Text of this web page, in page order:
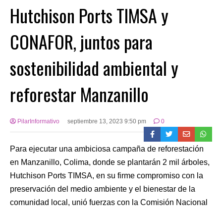
Hutchison Ports TIMSA y
CONAFOR, juntos para
sostenibilidad ambiental y
reforestar Manzanillo
PilarInformativo septiembre 13, 2023 9:50 pm 0
Para ejecutar una ambiciosa campaña de reforestación
en Manzanillo, Colima, donde se plantarán 2 mil árboles,
Hutchison Ports TIMSA, en su firme compromiso con la
preservación del medio ambiente y el bienestar de la
comunidad local, unió fuerzas con la Comisión Nacional